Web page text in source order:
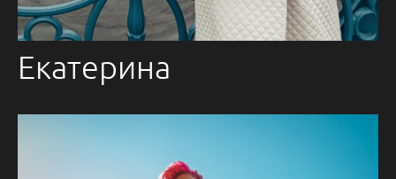
Екатерина